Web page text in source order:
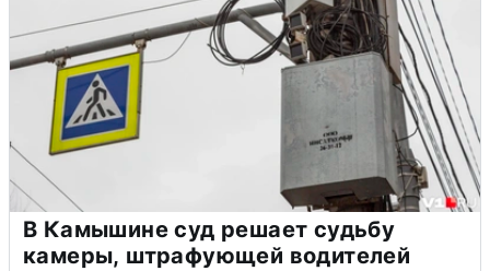
В Камышине суд решает судьбу
камеры, штрафующей водителей